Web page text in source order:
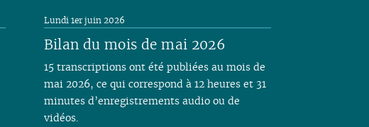
Bilan du mois de mai 2026
Lundi 1er juin 2026
15 transcriptions ont été publiées au mois de
mai 2026, ce qui correspond à 12 heures et 31
minutes d’enregistrements audio ou de
vidéos.